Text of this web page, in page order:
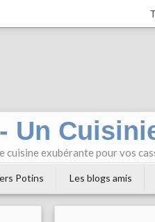
Un
cuisine exubérante pour vos
Potins Les blogs amis